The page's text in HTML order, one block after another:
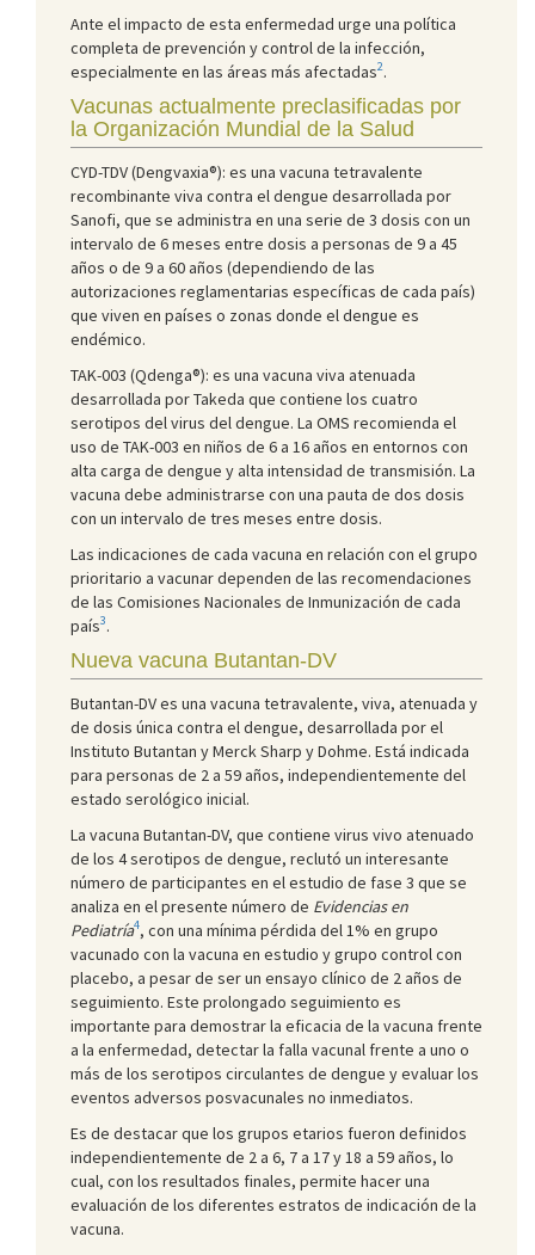
Ante el impacto de esta enfermedad urge una política
completa de prevención y control de la infección,
especialmente en las áreas más afectadas2.
Vacunas actualmente preclasificadas por
la Organización Mundial de la Salud
CYD-TDV (Dengvaxia®): es una vacuna tetravalente
recombinante viva contra el dengue desarrollada por
Sanofi, que se administra en una serie de 3 dosis con un
intervalo de 6 meses entre dosis a personas de 9 a 45
años o de 9 a 60 años (dependiendo de las
autorizaciones reglamentarias específicas de cada país)
que viven en países o zonas donde el dengue es
endémico.
TAK-003 (Qdenga®): es una vacuna viva atenuada
desarrollada por Takeda que contiene los cuatro
serotipos del virus del dengue. La OMS recomienda el
uso de TAK-003 en niños de 6 a 16 años en entornos con
alta carga de dengue y alta intensidad de transmisión. La
vacuna debe administrarse con una pauta de dos dosis
con un intervalo de tres meses entre dosis.
Las indicaciones de cada vacuna en relación con el grupo
prioritario a vacunar dependen de las recomendaciones
de las Comisiones Nacionales de Inmunización de cada
país3.
Nueva vacuna Butantan-DV
Butantan-DV es una vacuna tetravalente, viva, atenuada y
de dosis única contra el dengue, desarrollada por el
Instituto Butantan y Merck Sharp y Dohme. Está indicada
para personas de 2 a 59 años, independientemente del
estado serológico inicial.
La vacuna Butantan-DV, que contiene virus vivo atenuado
de los 4 serotipos de dengue, reclutó un interesante
número de participantes en el estudio de fase 3 que se
analiza en el presente número de Evidencias en
Pediatría4, con una mínima pérdida del 1% en grupo
vacunado con la vacuna en estudio y grupo control con
placebo, a pesar de ser un ensayo clínico de 2 años de
seguimiento. Este prolongado seguimiento es
importante para demostrar la eficacia de la vacuna frente
a la enfermedad, detectar la falla vacunal frente a uno o
más de los serotipos circulantes de dengue y evaluar los
eventos adversos posvacunales no inmediatos.
Es de destacar que los grupos etarios fueron definidos
independientemente de 2 a 6, 7 a 17 y 18 a 59 años, lo
cual, con los resultados finales, permite hacer una
evaluación de los diferentes estratos de indicación de la
vacuna.